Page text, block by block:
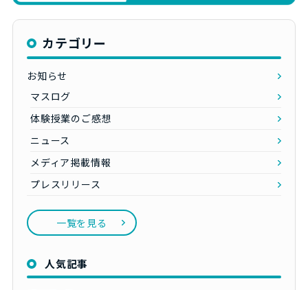
カテゴリー
お知らせ
マスログ
体験授業のご感想
ニュース
メディア掲載情報
プレスリリース
一覧を見る
人気記事